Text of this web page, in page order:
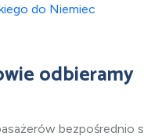
do Niemiec
odbieramy
bezpośrednio